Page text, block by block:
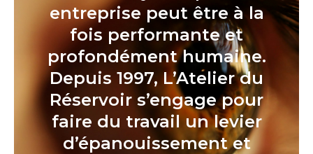
entreprise peut être à la
fois performante et
profondément humaine.
Depuis 1997, L’Atelier du
Réservoir s’engage pour
faire du travail un levier
d’épanouissement et